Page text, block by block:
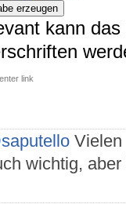
erzeugen
kann
link
Vielen
wichtig,